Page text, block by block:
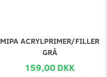
MIPA ACRYLPRIMER/FILLER
GRÅ
159,00 DKK